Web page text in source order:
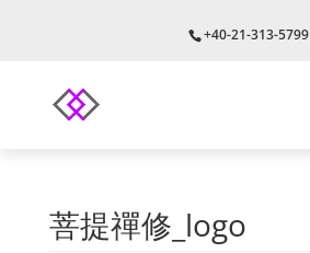
+40-21-313-5799
菩提禪修_logo